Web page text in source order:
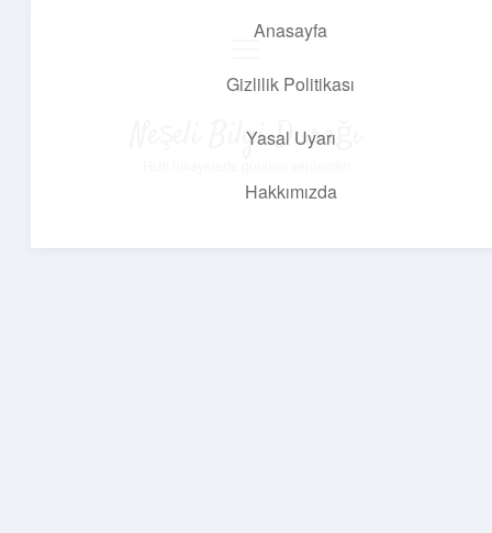
Anasayfa
Gizlilik Politikası
Yasal Uyarı
Hakkımızda
Neşeli Bilgi Durağı